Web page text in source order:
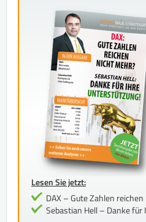
Lesen Sie jetzt:
DAX – Gute Zahlen
Sebastian Hell – Danke